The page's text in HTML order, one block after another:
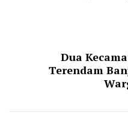
Dua
Terendam